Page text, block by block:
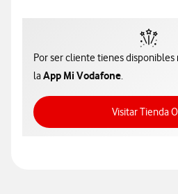
Por ser cliente tienes disponibles
laApp Mi Vodafone.
Visitar Tienda